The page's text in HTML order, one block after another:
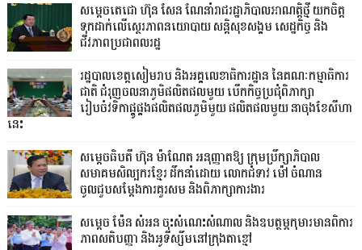
សម្តេចតេជោ ហ៊ុន សែន ណែនាំរាជរដ្ឋាភិបាលអាណត្តិថ្មី យកចិត្ត
ទុកដាក់លើស្ថេរភាពនយោបាយ សន្តិសុខសង្គម សេដ្ឋកិច្ច និង
ជីវភាពប្រជាពលរដ្ឋ
រដ្ឋបាលខេត្តសៀមរាប និងអគ្គលេខាធិការដ្ឋាន នៃគណៈកម្មាធិការ
ជាតិ ជំរុញចលនាភូមិផលិតផលមួយ បើកកិច្ចប្រជុំពិភាក្សា
រៀបចំវទិកាផ្គូផ្គងផលិតផលភូមិមួយ ផលិតផលមួយ នាចុងខែសីហា
នេះ
សម្តេចធិបតី ហ៊ុន ម៉ាណែត អនុញ្ញាតឱ្យ ក្រុមប្រឹក្សាភិបាល
សមាគមសិល្បករខ្មែរ ដឹកនាំដោយ លោកជំទាវ ម៉ៅ ចំណាន
ចូលជួបសម្ដែងការគួរសម និងពិភាក្សាការងារ
សម្តេច ម៉ែន សំអន ចុះសំណេះសំណាល និងឧបត្ថម្ភកុមារមានពិការ
ភាពសតិបញ្ញា និងអូទីស្សឹមនៅក្រុងតាខ្មៅ